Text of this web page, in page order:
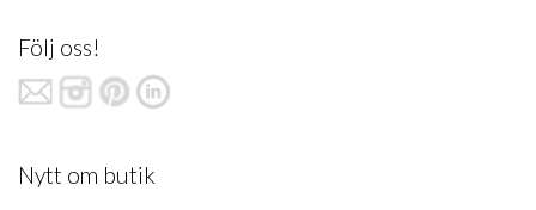
Följ oss!
Nytt om butik